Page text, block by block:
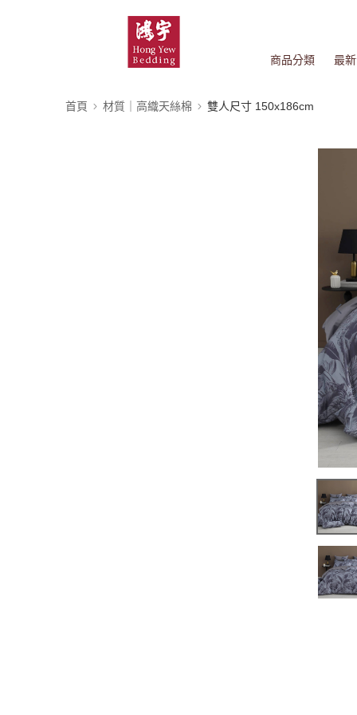
商品分類 最
首頁 材質｜高織天絲棉 雙人尺寸 150x186cm